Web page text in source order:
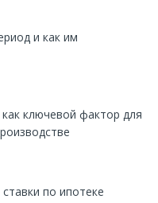
и как им
ключевой фактор для
по ипотеке